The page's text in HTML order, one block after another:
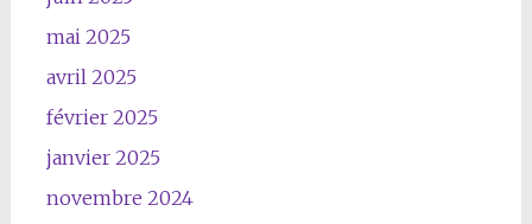
mai 2025
avril 2025
février 2025
janvier 2025
novembre 2024